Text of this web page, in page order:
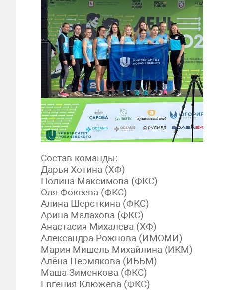
Состав команды:
Дарья Хотина (ХФ)
Полина Максимова (ФКС)
Оля Фокеева (ФКС)
Алина Шерсткина (ФКС)
Арина Малахова (ФКС)
Анастасия Михалева (ХФ)
Александра Рожнова (ИМОМИ)
Мария Мишель Михайлина (ИКМ)
Алёна Пермякова (ИББМ)
Маша Зименкова (ФКС)
Евгения Клюжева (ФКС)